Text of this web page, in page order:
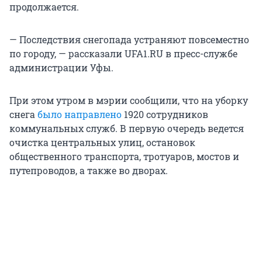
продолжается.
— Последствия снегопада устраняют повсеместно
по городу, — рассказали UFA1.RU в пресс-службе
администрации Уфы.
При этом утром в мэрии сообщили, что на уборку
снега было направлено 1920 сотрудников
коммунальных служб. В первую очередь ведется
очистка центральных улиц, остановок
общественного транспорта, тротуаров, мостов и
путепроводов, а также во дворах.